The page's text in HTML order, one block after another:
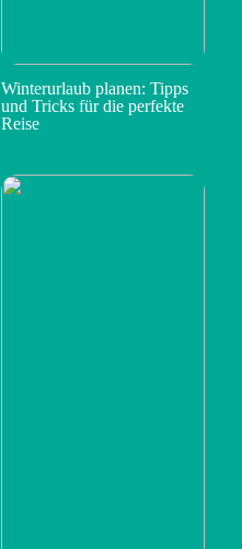
Winterurlaub planen: Tipps
und Tricks für die perfekte
Reise